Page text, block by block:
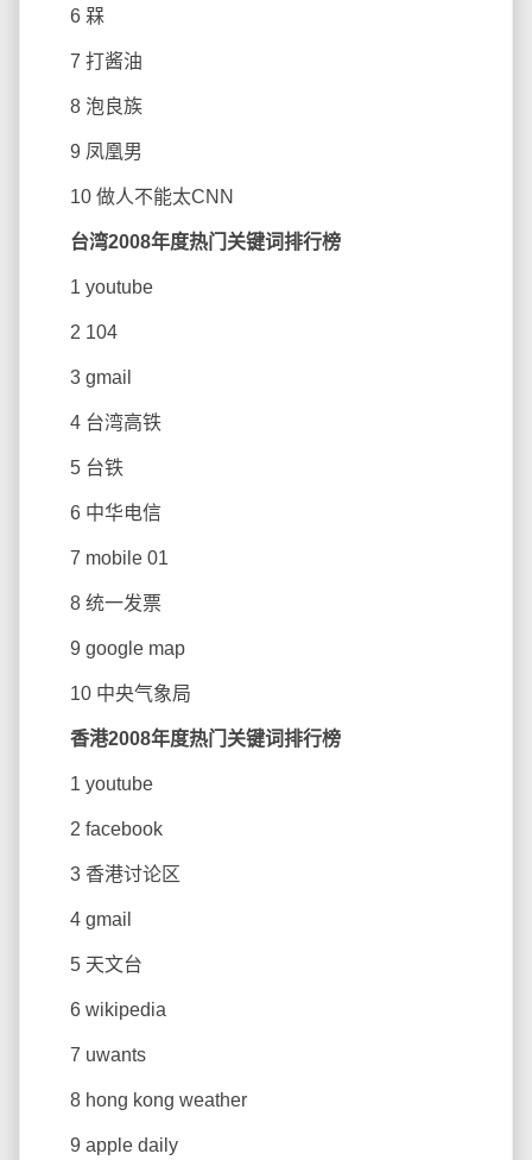
6 槑
7 打酱油
8 泡良族
9 凤凰男
10 做人不能太CNN
台湾2008年度热门关键词排行榜
1 youtube
2 104
3 gmail
4 台湾高铁
5 台铁
6 中华电信
7 mobile 01
8 统一发票
9 google map
10 中央气象局
香港2008年度热门关键词排行榜
1 youtube
2 facebook
3 香港讨论区
4 gmail
5 天文台
6 wikipedia
7 uwants
8 hong kong weather
9 apple daily